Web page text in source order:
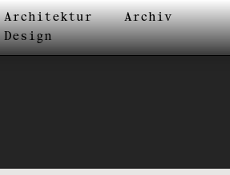
Architektur
Archiv